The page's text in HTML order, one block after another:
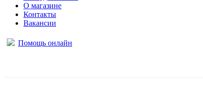
О магазине
Контакты
Вакансии
Помощь онлайн